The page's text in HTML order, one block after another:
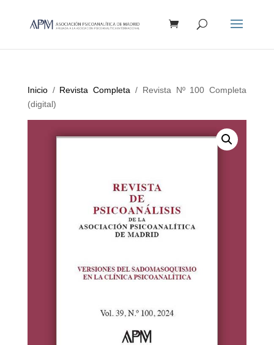
productos
Inicio/ Revista Completa / Revista Nº 100 Completa
(digital)